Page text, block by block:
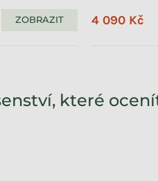
ZOBRAZIT 4 090 Kč
které
dětského pokoje